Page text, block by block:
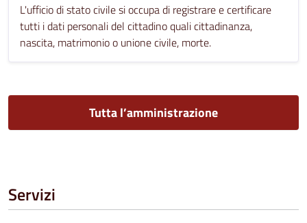
L'ufficio di stato civile si occupa di registrare e certificare
tutti i dati personali del cittadino quali cittadinanza,
nascita, matrimonio o unione civile, morte.
Tutta l’amministrazione
Servizi